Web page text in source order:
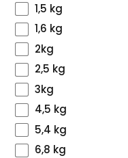
1,5 kg
1,6 kg
2kg
2,5 kg
3kg
4,5 kg
5,4 kg
6,8 kg